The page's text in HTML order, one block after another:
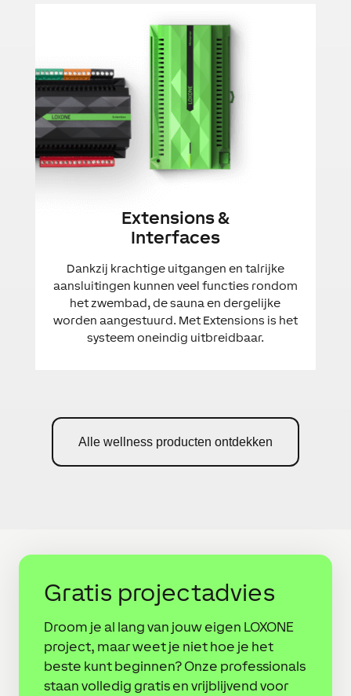
Extensions &
Interfaces
Dankzij krachtige uitgangen en talrijke
aansluitingen kunnen veel functies rondom
het zwembad, de sauna en dergelijke
worden aangestuurd. Met Extensions is het
systeem oneindig uitbreidbaar.
Alle wellness producten ontdekken
Gratis projectadvies
Droom je al lang van jouw eigen LOXONE
project, maar weet je niet hoe je het
beste kunt beginnen? Onze professionals
staan volledig gratis en vrijblijvend voor